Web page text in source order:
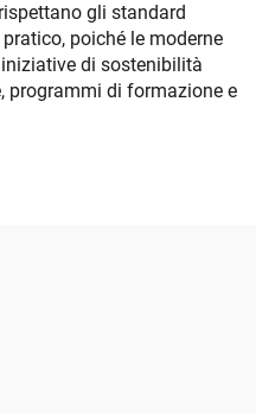
gli standard
poiché le moderne
di sostenibilità
programmi di formazione e